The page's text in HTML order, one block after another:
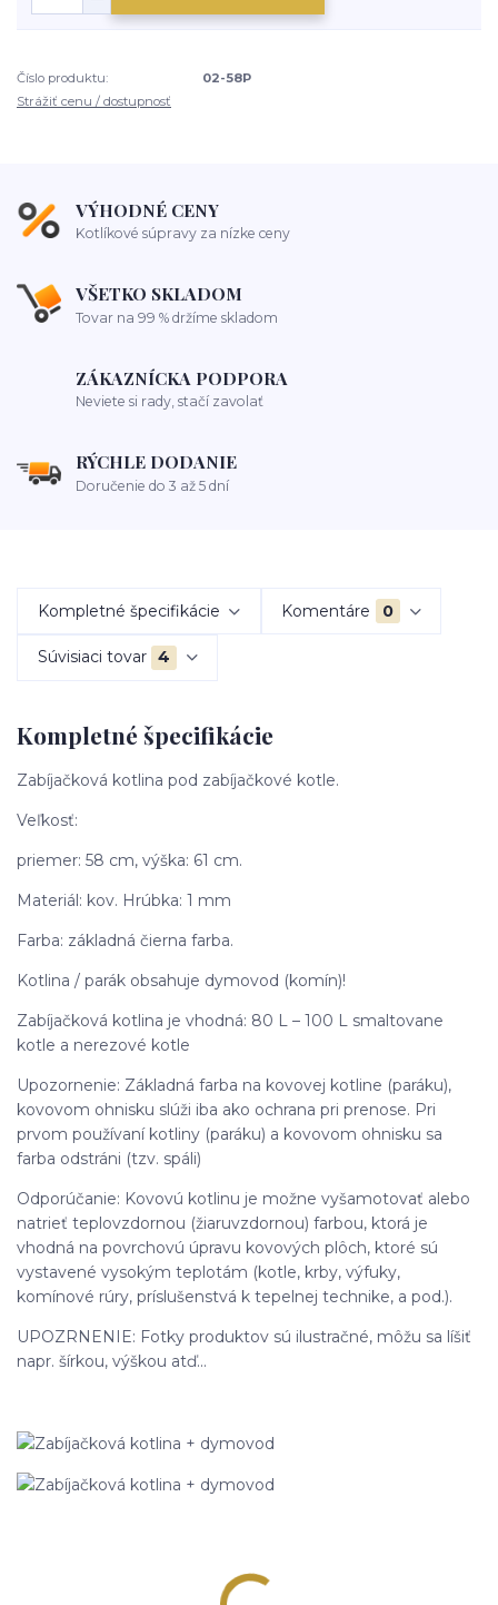
Číslo produktu:
02-58P
Strážiť cenu / dostupnosť
VÝHODNÉ CENY
Kotlíkové súpravy za nízke ceny
VŠETKO SKLADOM
Tovar na 99 % držíme skladom
ZÁKAZNÍCKA PODPORA
Neviete si rady, stačí zavolať
RÝCHLE DODANIE
Doručenie do 3 až 5 dní
Kompletné špecifikácie Komentáre 0
Súvisiaci tovar 4
Kompletné špecifikácie
Zabíjačková kotlina pod zabíjačkové kotle.
Veľkosť:
priemer: 58 cm, výška: 61 cm.
Materiál: kov. Hrúbka: 1 mm
Farba: základná čierna farba.
Kotlina / parák obsahuje dymovod (komín)!
Zabíjačková kotlina je vhodná: 80 L – 100 L smaltovane
kotle a nerezové kotle
Upozornenie: Základná farba na kovovej kotline (paráku),
kovovom ohnisku slúži iba ako ochrana pri prenose. Pri
prvom používaní kotliny (paráku) a kovovom ohnisku sa
farba odstráni (tzv. spáli)
Odporúčanie: Kovovú kotlinu je možne vyšamotovať alebo
natrieť teplovzdornou (žiaruvzdornou) farbou, ktorá je
vhodná na povrchovú úpravu kovových plôch, ktoré sú
vystavené vysokým teplotám (kotle, krby, výfuky,
komínové rúry, príslušenstvá k tepelnej technike, a pod.).
UPOZRNENIE: Fotky produktov sú ilustračné, môžu sa líšiť
napr. šírkou, výškou atď...